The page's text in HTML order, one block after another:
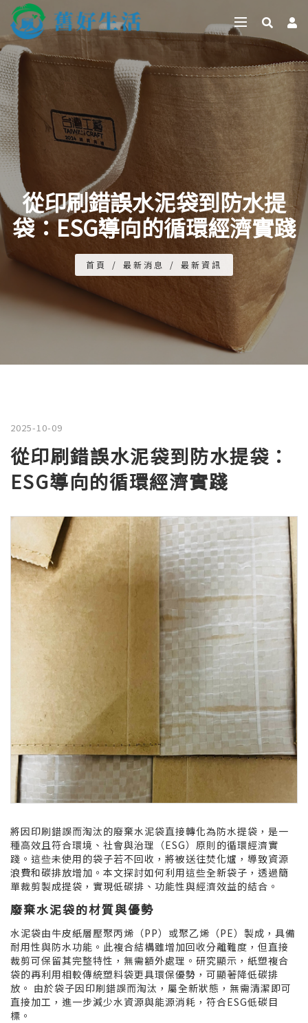
從印刷錯誤水泥袋到防水提
袋：ESG導向的循環經濟實踐
首頁 / 最新消息 / 最新資訊
2025-10-09
從印刷錯誤水泥袋到防水提袋：
ESG導向的循環經濟實踐
將因印刷錯誤而淘汰的廢棄水泥袋直接轉化為防水提袋，是一
種高效且符合環境、社會與治理（ESG）原則的循環經濟實
踐。這些未使用的袋子若不回收，將被送往焚化爐，導致資源
浪費和碳排放增加。本文探討如何利用這些全新袋子，透過簡
單裁剪製成提袋，實現低碳排、功能性與經濟效益的結合。
廢棄水泥袋的材質與優勢
水泥袋由牛皮紙層壓聚丙烯（PP）或聚乙烯（PE）製成，具備
耐用性與防水功能。此複合結構雖增加回收分離難度，但直接
裁剪可保留其完整特性，無需額外處理。研究顯示，紙塑複合
袋的再利用相較傳統塑料袋更具環保優勢，可顯著降低碳排
放。 由於袋子因印刷錯誤而淘汰，屬全新狀態，無需清潔即可
直接加工，進一步減少水資源與能源消耗，符合ESG低碳目
標。